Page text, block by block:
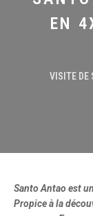
EN
VISITE DE
Santo Antao est
Propice à la